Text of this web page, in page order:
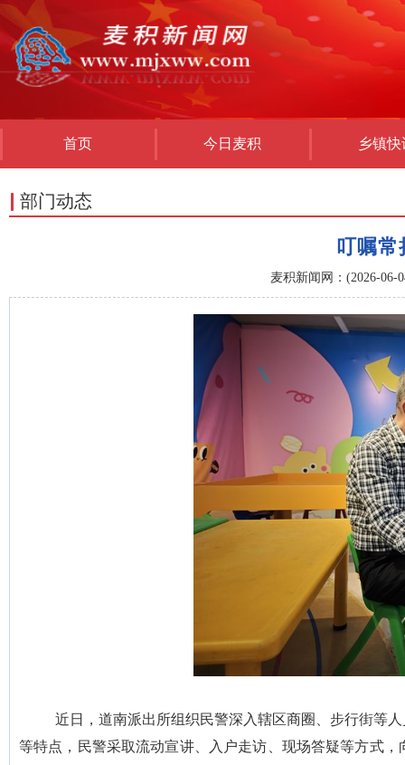
首页 今日麦积 乡镇快
部门动态
叮嘱
麦积新闻网：(2026-06-
近日，道南派出所组织民警深入辖区商圈、步行街等
等特点，民警采取流动宣讲、入户走访、现场答疑等方式